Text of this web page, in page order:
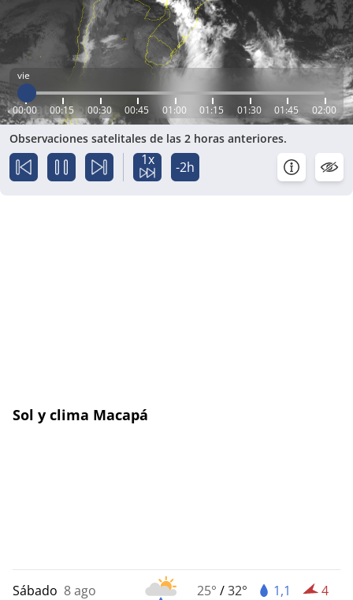
vie
00:00 00:15 00:30 00:45 01:00 01:15 01:30 01:45 02:00
Observaciones satelitales de las 2 horas anteriores.
1x -2h
Sol y clima Macapá
Sábado 8 ago 25° /32° 1,1 4